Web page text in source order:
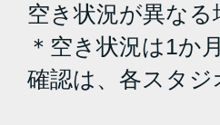
空き状況が異な
＊空き状況は1か
確認は、各スタ